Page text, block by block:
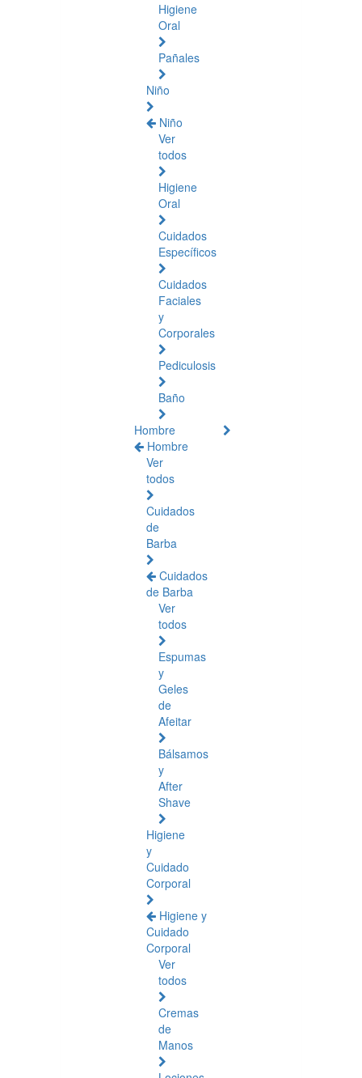
Higiene
Oral
Pañales
Niño
Niño
Ver
todos
Higiene
Oral
Cuidados
Específicos
Cuidados
Faciales
y
Corporales
Pediculosis
Baño
Hombre
Hombre
Ver
todos
Cuidados
de
Barba
Cuidados
de Barba
Ver
todos
Espumas
y
Geles
de
Afeitar
Bálsamos
y
After
Shave
Higiene
y
Cuidado
Corporal
Higiene y
Cuidado
Corporal
Ver
todos
Cremas
de
Manos